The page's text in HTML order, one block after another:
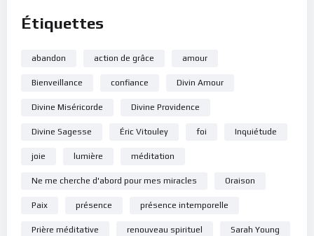
Étiquettes
abandon action de grâce amour
Bienveillance confiance Divin Amour
Divine Miséricorde Divine Providence
Divine Sagesse Éric Vitouley foi Inquiétude
joie lumière méditation
Ne me cherche d'abord pour mes miracles Oraison
Paix présence présence intemporelle
Prière méditative renouveau spirituel Sarah Young